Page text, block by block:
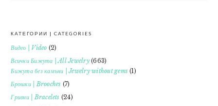
FOOTER
КАТЕГОРИИ | CATEGORIES
Видео | Video (2)
Всички Бижута | All Jewelry(663)
Бижута без камъни | Jewelry without gems (1)
Брошки | Brooches (7)
Гривни | Bracelets (24)